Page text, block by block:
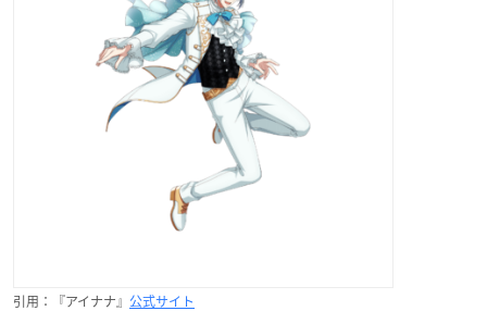
引用：『アイナナ』 公式サイト